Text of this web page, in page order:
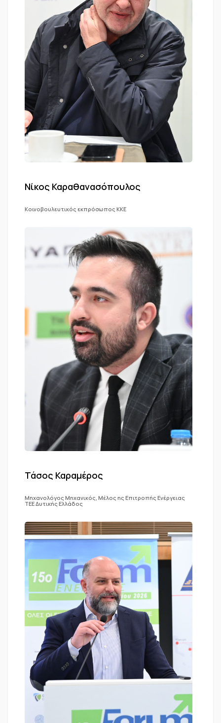
Νίκος Καραθανασόπουλος
Κοινοβουλευτικός εκπρόσωπος ΚΚΕ
Τάσος Καραμέρος
Μηχανολόγος Μηχανικός, Μέλος ης Επιτροπής Ενέργειας
ΤΕΕ Δυτικής Ελλάδος